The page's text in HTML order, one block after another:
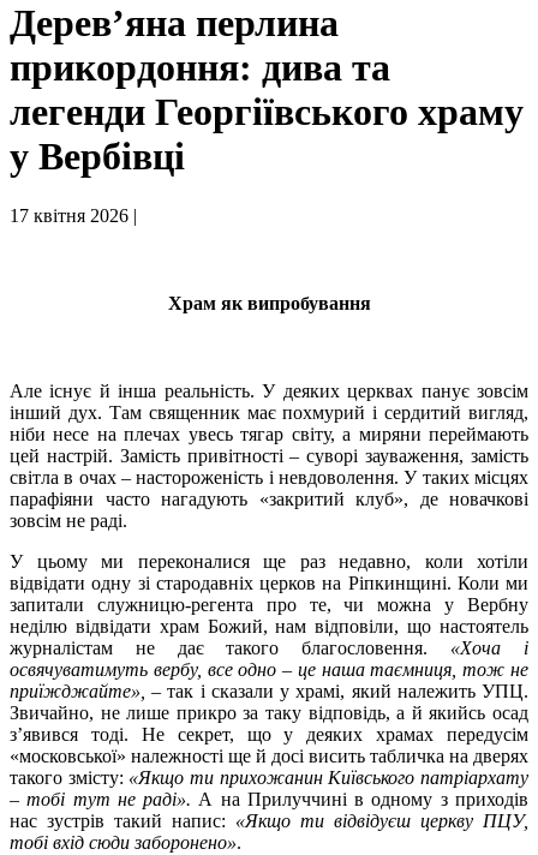
Дерев’яна перлина
прикордоння: дива та
легенди Георгіївського храму
у Вербівці
17 квітня 2026 |
Храм як випробування
Але існує й інша реальність. У деяких церквах панує зовсім
інший дух. Там священник має похмурий і сердитий вигляд,
ніби несе на плечах увесь тягар світу, а миряни переймають
цей настрій. Замість привітності – суворі зауваження, замість
світла в очах – настороженість і невдоволення. У таких місцях
парафіяни часто нагадують «закритий клуб», де новачкові
зовсім не раді.
У цьому ми переконалися ще раз недавно, коли хотіли
відвідати одну зі стародавніх церков на Ріпкинщині. Коли ми
запитали служницю-регента про те, чи можна у Вербну
неділю відвідати храм Божий, нам відповіли, що настоятель
журналістам не дає такого благословення. «Хоча і
освячуватимуть вербу, все одно – це наша таємниця, тож не
приїжджайте», – так і сказали у храмі, який належить УПЦ.
Звичайно, не лише прикро за таку відповідь, а й якийсь осад
з’явився тоді. Не секрет, що у деяких храмах передусім
«московської» належності ще й досі висить табличка на дверях
такого змісту: «Якщо ти прихожанин Київського патріархату
– тобі тут не раді».А на Прилуччині в одному з приходів
нас зустрів такий напис: «Якщо ти відвідуєш церкву ПЦУ,
тобі вхід сюди заборонено».